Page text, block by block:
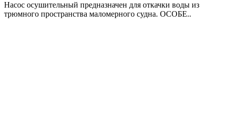
Насос осушительный предназначен для откачки воды из
трюмного пространства маломерного судна. ОСОБЕ..